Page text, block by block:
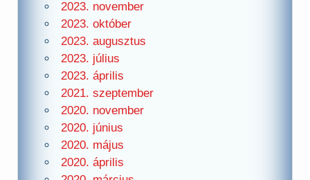
2023. november
2023. október
2023. augusztus
2023. július
2023. április
2021. szeptember
2020. november
2020. június
2020. május
2020. április